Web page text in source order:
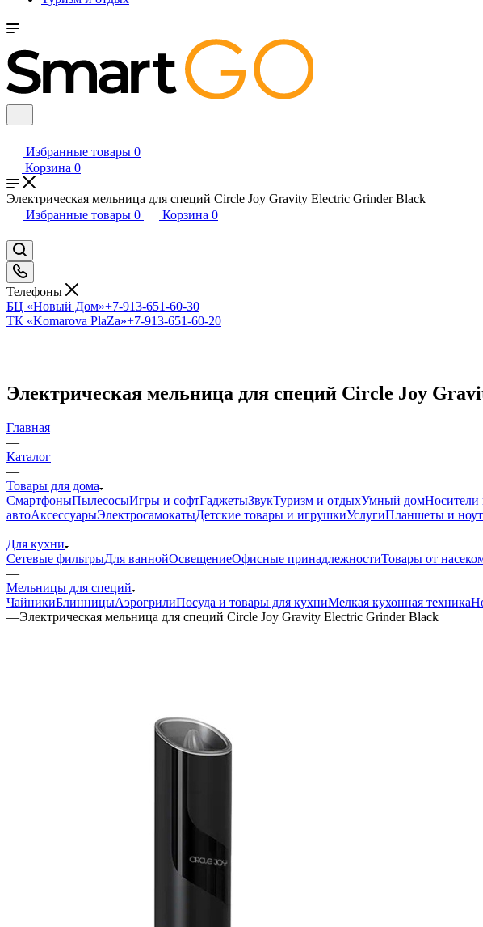
Избранные товары 0
Корзина 0
Электрическая мельница для специй Circle Joy Gravity Electric Grinder Black
Избранные товары 0 Корзина 0
Телефоны
БЦ «Новый Дом»+7-913-651-60-30
ТК «Komarova PlaZa»+7-913-651-60-20
Электрическая мельница для специй Circle Joy
Главная
—
Каталог
—
Товары для дома
СмартфоныПылесосыИгры и софтГаджетыЗвукТуризм и отдыхУмный дом
автоАксессуарыЭлектросамокатыДетские товары и игрушкиУслугиПланшеты и
—
Для кухни
Сетевые фильтрыДля ваннойОсвещениеОфисные принадлежностиТовары от
—
Мельницы для специй
ЧайникиБлинницыАэрогрилиПосуда и товары для кухниМелкая кухонная техника
—Электрическая мельница для специй Circle Joy Gravity Electric Grinder Black